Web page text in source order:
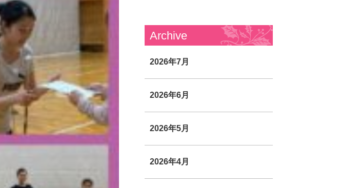
Archive
2026年7月
2026年6月
2026年5月
2026年4月